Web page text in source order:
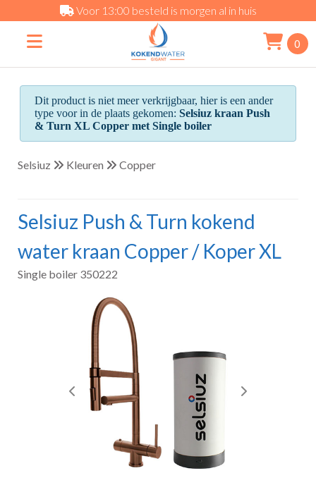
Voor 13:00 besteld is morgen al in huis
0
Dit product is niet meer verkrijgbaar, hier is een ander
type voor in de plaats gekomen:Selsiuz kraan Push
& Turn XL Copper met Single boiler
Selsiuz Kleuren Copper
Selsiuz Push & Turn kokend
water kraan Copper / Koper XL
Single boiler 350222